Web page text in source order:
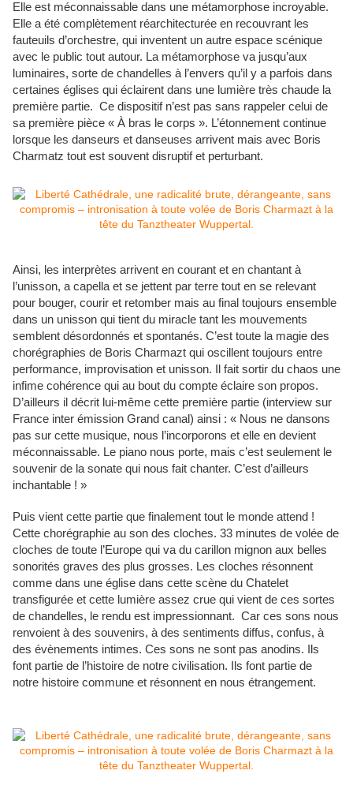
Elle est méconnaissable dans une métamorphose incroyable.
Elle a été complètement réarchitecturée en recouvrant les
fauteuils d’orchestre, qui inventent un autre espace scénique
avec le public tout autour. La métamorphose va jusqu’aux
luminaires, sorte de chandelles à l’envers qu’il y a parfois dans
certaines églises qui éclairent dans une lumière très chaude la
première partie. Ce dispositif n’est pas sans rappeler celui de
sa première pièce « À bras le corps ». L’étonnement continue
lorsque les danseurs et danseuses arrivent mais avec Boris
Charmatz tout est souvent disruptif et perturbant.
Ainsi, les interprètes arrivent en courant et en chantant à
l’unisson, a capella et se jettent par terre tout en se relevant
pour bouger, courir et retomber mais au final toujours ensemble
dans un unisson qui tient du miracle tant les mouvements
semblent désordonnés et spontanés. C’est toute la magie des
chorégraphies de Boris Charmazt qui oscillent toujours entre
performance, improvisation et unisson. Il fait sortir du chaos une
infime cohérence qui au bout du compte éclaire son propos.
D’ailleurs il décrit lui-même cette première partie (interview sur
France inter émission Grand canal) ainsi : « Nous ne dansons
pas sur cette musique, nous l’incorporons et elle en devient
méconnaissable. Le piano nous porte, mais c’est seulement le
souvenir de la sonate qui nous fait chanter. C’est d’ailleurs
inchantable ! »
Puis vient cette partie que finalement tout le monde attend !
Cette chorégraphie au son des cloches. 33 minutes de volée de
cloches de toute l’Europe qui va du carillon mignon aux belles
sonorités graves des plus grosses. Les cloches résonnent
comme dans une église dans cette scène du Chatelet
transfigurée et cette lumière assez crue qui vient de ces sortes
de chandelles, le rendu est impressionnant. Car ces sons nous
renvoient à des souvenirs, à des sentiments diffus, confus, à
des évènements intimes. Ces sons ne sont pas anodins. Ils
font partie de l’histoire de notre civilisation. Ils font partie de
notre histoire commune et résonnent en nous étrangement.